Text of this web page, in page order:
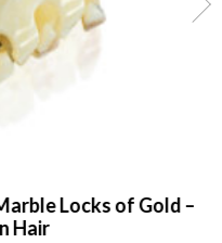
Locks of Gold –